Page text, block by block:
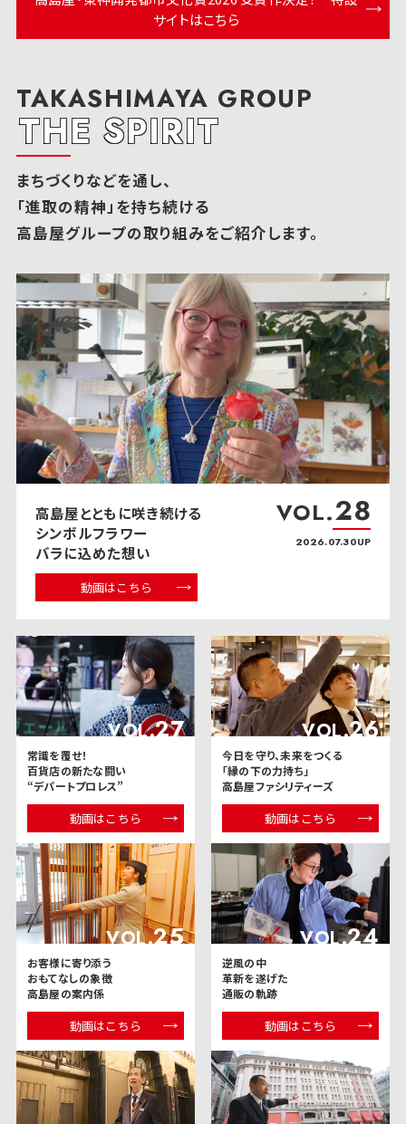
サイトはこちら
TAKASHIMAYA GROUP
THE SPIRIT
まちづくりなどを通し、
「進取の精神」を持ち続ける
高島屋グループの取り組みをご紹介します。
VOL.28
2026.07.30UP
高島屋とともに咲き続ける
シンボルフラワー
バラに込めた想い
動画はこちら
VOL.27
常識を覆せ！
百貨店の新たな闘い
“デパートプロレス”
動画はこちら
VOL.26
今日を守り、未来をつくる
「縁の下の力持ち」
高島屋ファシリティーズ
動画はこちら
VOL.25
お客様に寄り添う
おもてなしの象徴
高島屋の案内係
動画はこちら
VOL.24
逆風の中
革新を遂げた
通販の軌跡
動画はこちら